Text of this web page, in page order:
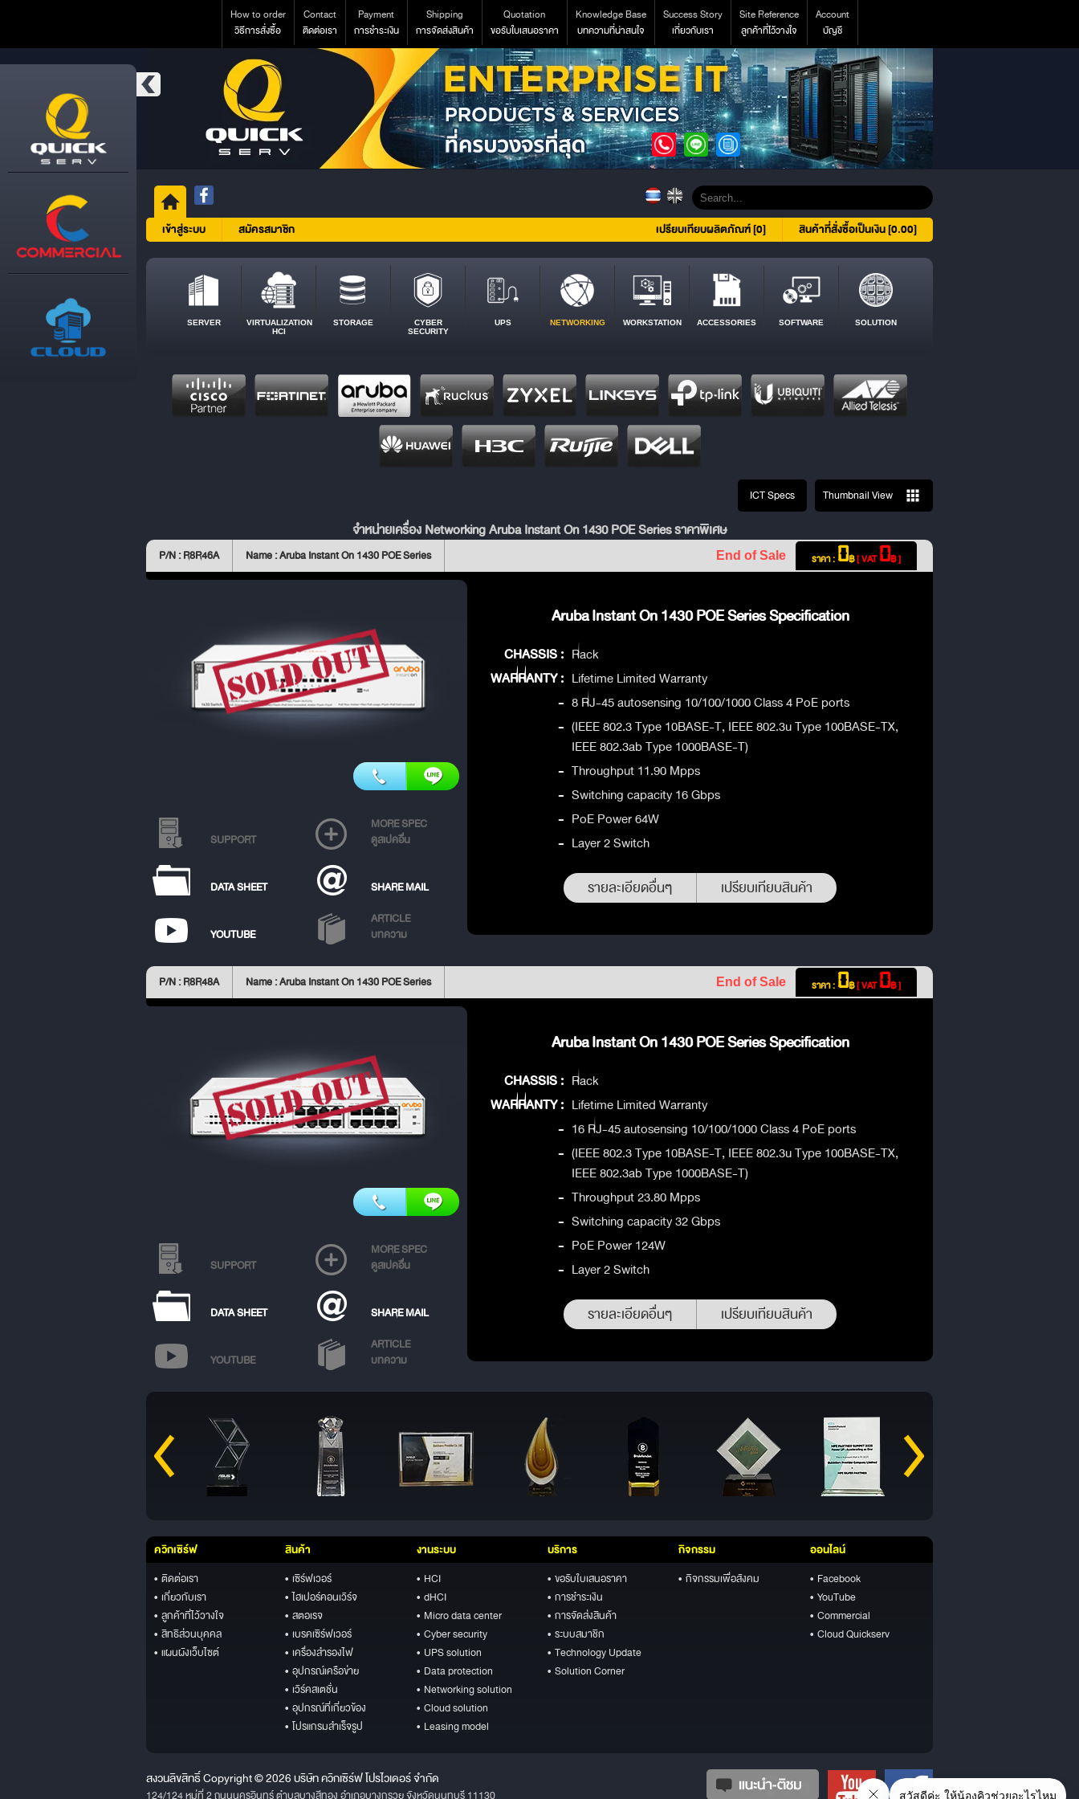
How to order
วิธีการสั่งซื้อ
Contact
ติดต่อเรา
Payment
การชำระเงิน
Shipping
การจัดส่งสินค้า
Quotation
ขอรับใบเสนอราคา
Knowledge Base
บทความที่น่าสนใจ
Success Story
เกี่ยวกับเรา
Site Reference
ลูกค้าที่ไว้วางใจ
Account
บัญชี
เข้าสู่ระบบ สมัครสมาชิก สินค้าที่สั่งซื้อเป็นเงิน [0.00]
เปรียบเทียบผลิตภัณฑ์ [0]
SERVER
VIRTUALIZATION
HCI
STORAGE
CYBER
SECURITY
UPS NETWORKING WORKSTATION ACCESSORIES SOFTWARE SOLUTION
ICT Specs Thumbnail View
จำหน่ายเครื่อง Networking Aruba Instant On 1430 POE Series ราคาพิเศษ
P/N : R8R46A Name : Aruba Instant On 1430 POE Series ราคา : 0฿[ VAT0฿ ]
End of Sale
SUPPORT
MORE SPEC
ดูสเปคอื่น
DATA SHEET SHARE MAIL
YOUTUBE
ARTICLE
บทความ
Aruba Instant On 1430 POE Series Specification
CHASSIS : Rack
WARRANTY : Lifetime Limited Warranty
- 8 RJ-45 autosensing 10/100/1000 Class 4 PoE ports
- (IEEE 802.3 Type 10BASE-T, IEEE 802.3u Type 100BASE-TX,
IEEE 802.3ab Type 1000BASE-T)
- Throughput 11.90 Mpps
- Switching capacity 16 Gbps
- PoE Power 64W
- Layer 2 Switch
รายละเอียดอื่นๆ เปรียบเทียบสินค้า
P/N : R8R48A Name : Aruba Instant On 1430 POE Series ราคา : 0฿[ VAT0฿ ]
End of Sale
SUPPORT
MORE SPEC
ดูสเปคอื่น
DATA SHEET SHARE MAIL
YOUTUBE
ARTICLE
บทความ
Aruba Instant On 1430 POE Series Specification
CHASSIS : Rack
WARRANTY : Lifetime Limited Warranty
- 16 RJ-45 autosensing 10/100/1000 Class 4 PoE ports
- (IEEE 802.3 Type 10BASE-T, IEEE 802.3u Type 100BASE-TX,
IEEE 802.3ab Type 1000BASE-T)
- Throughput 23.80 Mpps
- Switching capacity 32 Gbps
- PoE Power 124W
- Layer 2 Switch
รายละเอียดอื่นๆ เปรียบเทียบสินค้า
ควิกเซิร์ฟ
• ติดต่อเรา
• เกี่ยวกับเรา
• ลูกค้าที่ไว้วางใจ
• สิทธิส่วนบุคคล
• แผนผังเว็บไซต์
สินค้า
• เซิร์ฟเวอร์
• ไฮเปอร์คอนเวิร์จ
• สตอเรจ
• เบรคเซิร์ฟเวอร์
• เครื่องสำรองไฟ
• อุปกรณ์เครือข่าย
• เวิร์คสเตชั่น
• อุปกรณ์ที่เกี่ยวข้อง
• โปรแกรมสำเร็จรูป
งานระบบ
• HCI
• dHCI
• Micro data center
• Cyber security
• UPS solution
• Data protection
• Networking solution
• Cloud solution
• Leasing model
บริการ
• ขอรับใบเสนอราคา
• การชำระเงิน
• การจัดส่งสินค้า
• ระบบสมาชิก
• Technology Update
• Solution Corner
กิจกรรม
• กิจกรรมเพื่อสังคม
ออนไลน์
• Facebook
• YouTube
• Commercial
• Cloud Quickserv
สงวนลิขสิทธิ์ Copyright © 2026 บริษัท ควิกเซิร์ฟ โปรไวเดอร์ จำกัด